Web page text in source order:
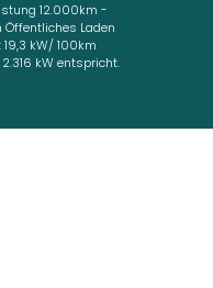
12.000km -
Laden
kW/ 100km
kW entspricht.